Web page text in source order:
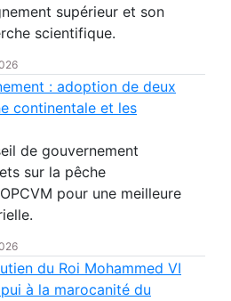
supérieur et son
scientifique.
: adoption de deux
continentale et les
de gouvernement
sur la pêche
pour une meilleure
du Roi Mohammed VI
à la marocanité du